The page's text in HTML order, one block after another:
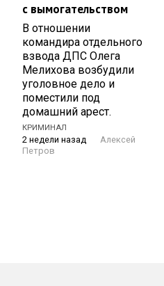
с вымогательством
В отношении
командира отдельного
взвода ДПС Олега
Мелихова возбудили
уголовное дело и
поместили под
домашний арест.
КРИМИНАЛ
2 недели назад
Алексей
Петров